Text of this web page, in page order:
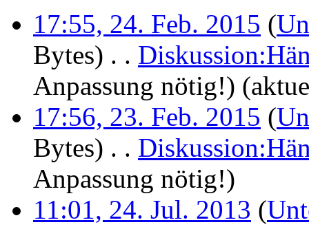
17:55, 24. Feb. 2015 (
Bytes) . .
Anpassung nötig!)
17:56, 23. Feb. 2015 (
Bytes) . .
Anpassung nötig!)
11:01, 24. Jul. 2013 (